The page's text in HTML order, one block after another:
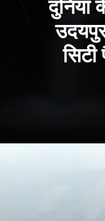
दुनिया